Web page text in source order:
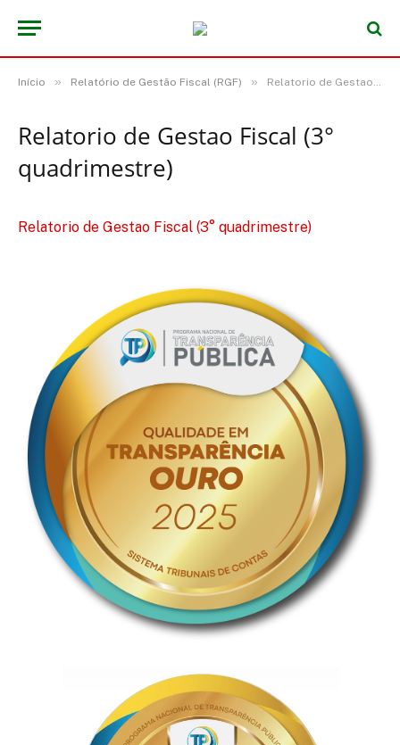
Início » Relatório de Gestão Fiscal (RGF) » Relatorio de Gestao Fiscal (3° quadrimestre)
Relatorio de Gestao Fiscal (3°
quadrimestre)
Relatorio de Gestao Fiscal (3° quadrimestre)